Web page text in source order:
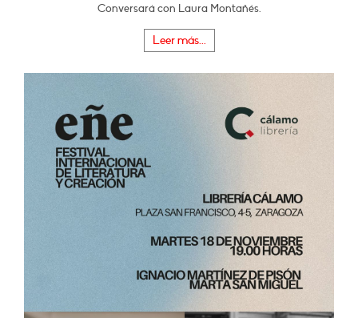
Conversará con Laura Montañés.
Leer más...